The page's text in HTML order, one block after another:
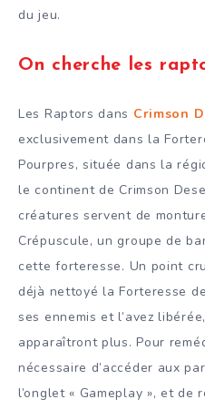
du jeu.
On cherche les
Les Raptors dans Crimson
exclusivement dans la
Pourpres, située dans la
le continent de Crimson
créatures servent de
Crépuscule, un groupe de
cette forteresse. Un point
déjà nettoyé la Forteresse
ses ennemis et l’avez
apparaîtront plus. Pour
nécessaire d’accéder aux
l’onglet « Gameplay », et de